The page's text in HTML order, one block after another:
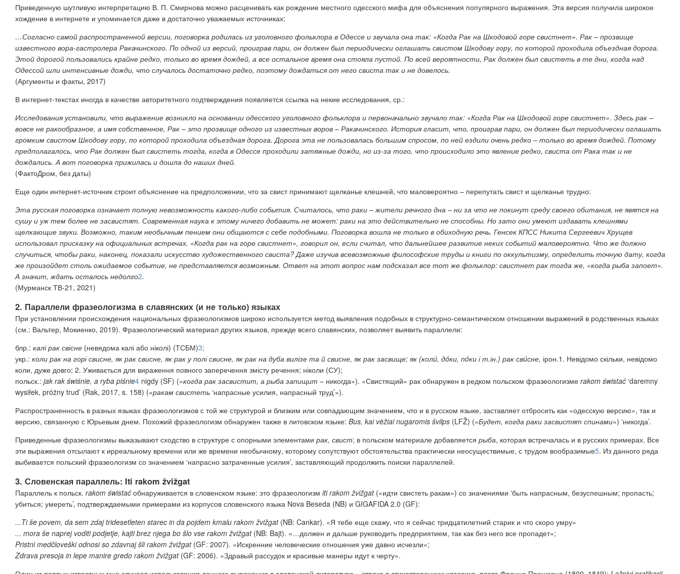
Приведенную шутливую интерпретацию В. П. Смирнова можно расценивать как рождение местного одесского мифа для объяснения популярного выражения. Эта версия получила широкое
хождение в интернете и упоминается даже в достаточно уважаемых источниках:
…Согласно самой распространенной версии, поговорка родилась из уголовного фольклора в Одессе и звучала она так: «Когда Рак на Шкодовой горе свистнет». Рак – прозвище
известного вора-гастролера Ракачинского. По одной из версий, проиграв пари, он должен был периодически оглашать свистом Шкодову гору, по которой проходила объездная дорога.
Этой дорогой пользовались крайне редко, только во время дождей, а все остальное время она стояла пустой. По всей вероятности, Рак должен был свистеть в те дни, когда над
Одессой шли интенсивные дожди, что случалось достаточно редко, поэтому дождаться от него свиста так и не довелось.
(Аргументы и факты, 2017)
В интернет-текстах иногда в качестве авторитетного подтверждения появляется ссылка на некие исследования, ср.:
Исследования установили, что выражение возникло на основании одесского уголовного фольклора и первоначально звучало так: «Когда Рак на Шкодовой горе свистнет». Здесь рак –
вовсе не ракообразное, а имя собственное, Рак – это прозвище одного из известных воров – Ракачинского. История гласит, что, проиграв пари, он должен был периодически оглашать
громким свистом Шкодову гору, по которой проходила объездная дорога. Дорога эта не пользовалась большим спросом, по ней ездили очень редко – только во время дождей. Потому
предполагалось, что Рак должен был свистеть тогда, когда в Одессе проходили затяжные дожди, но из-за того, что происходило это явление редко, свиста от Рака так и не
дождались. А вот поговорка прижилась и дошла до наших дней.
(ФактоДром, без даты)
Еще один интернет-источник строит объяснение на предположении, что за свист принимают щелканье клешней, что маловероятно – перепутать свист и щелканье трудно:
Эта русская поговорка означает полную невозможность какого-либо события. Считалось, что раки – жители речного дна – ни за что не покинут среду своего обитания, не явятся на
сушу и уж тем более не засвистят. Современная наука к этому ничего добавить не может: раки на это действительно не способны. Но зато они умеют издавать клешнями
щелкающие звуки. Возможно, таким необычным пением они общаются с себе подобными. Поговорка вошла не только в обиходную речь. Генсек КПСС Никита Сергеевич Хрущев
использовал присказку на официальных встречах. «Когда рак на горе свистнет», говорил он, если считал, что дальнейшее развитие неких событий маловероятно. Что же должно
случиться, чтобы раки, наконец, показали искусство художественного свиста? Даже изучив всевозможные философские труды и книги по оккультизму, определить точную дату, когда
же произойдет столь ожидаемое событие, не представляется возможным. Ответ на этот вопрос нам подсказал все тот же фольклор: свистнет рак тогда же, «когда рыба запоет».
А значит, ждать осталось недолго2.
(Мурманск ТВ-21, 2021)
2. Параллели фразеологизма в славянских (и не только) языках
При установлении происхождения национальных фразеологизмов широко используется метод выявления подобных в структурно-семантическом отношении выражений в родственных языках
(см.: Вальтер, Мокиенко, 2019). Фразеологический материал других языков, прежде всего славянских, позволяет выявить параллели:
блр.: калі рак свісне (невядома калі або ніколі) (ТСБМ)3;
укр.: коли рак на горі свисне, як рак свисне, як рак у полі свисне, як рак на дуба вилізе та й свисне, як рак засвище; як (колú, дóки, пóки і т.ін.) рак свúсне, ірон.1. Невідомо скільки, невідомо
коли, дуже довго; 2. Уживається для вираження повного заперечення змісту речення; ніколи (СУ);
польск.: jak rak świśnie, a ryba piśnie4 nigdy (SF) («когда рак засвистит, а рыба запищит – никогда»). «Свистящий» рак обнаружен в редком польском фразеологизме rakom świstać ‘daremny
wysiłek, próżny trud’ (Rak, 2017, s. 158) («ракам свистеть ‘напрасные усилия, напрасный труд’»).
Распространенность в разных языках фразеологизмов с той же структурой и близким или совпадающим значением, что и в русском языке, заставляет отбросить как «одесскую версию», так и
версию, связанную с Юрьевым днем. Похожий фразеологизм обнаружен также в литовском языке: Bus, kai vėžiai nugaromis švilps (LFŽ) («Будет, когда раки засвистят спинами») ‘никогда’.
Приведенные фразеологизмы выказывают сходство в структуре с опорными элементами рак, свист; в польском материале добавляется рыба, которая встречалась и в русских примерах. Все
эти выражения отсылают к ирреальному времени или же времени необычному, которому сопутствуют обстоятельства практически неосуществимые, с трудом вообразимые5. Из данного ряда
выбивается польский фразеологизм со значением ‘напрасно затраченные усилия’, заставляющий продолжить поиски параллелей.
3. Словенская параллель: Iti rakom žvižgat
Параллель к польск. rakom świstać обнаруживается в словенском языке: это фразеологизм iti rakom žvižgat(«идти свистеть ракам») со значениями ‘быть напрасным, безуспешным; пропасть;
убиться; умереть’, подтверждаемыми примерами из корпусов словенского языка Nova Beseda (NB) и GIGAFIDA 2.0 (GF):
...Ti še povem, da sem zdaj tridesetleten starec in da pojdem kmalu rakom žvižgat(NB: Cankar). «Я тебе еще скажу, что я сейчас тридцатилетний старик и что скоро умру»
... mora še naprej voditi podjetje, kajti brez njega bo šlo vse rakom žvižgat (NB: Bajt). «…должен и дальше руководить предприятием, так как без него все пропадет»;
Pristni medčloveški odnosi so zdavnaj šli rakom žvižgat(GF: 2007). «Искренние человеческие отношения уже давно исчезли»;
Zdrava presoja in lepe manire gredo rakom žvižgat(GF: 2006). «Здравый рассудок и красивые манеры идут к черту».